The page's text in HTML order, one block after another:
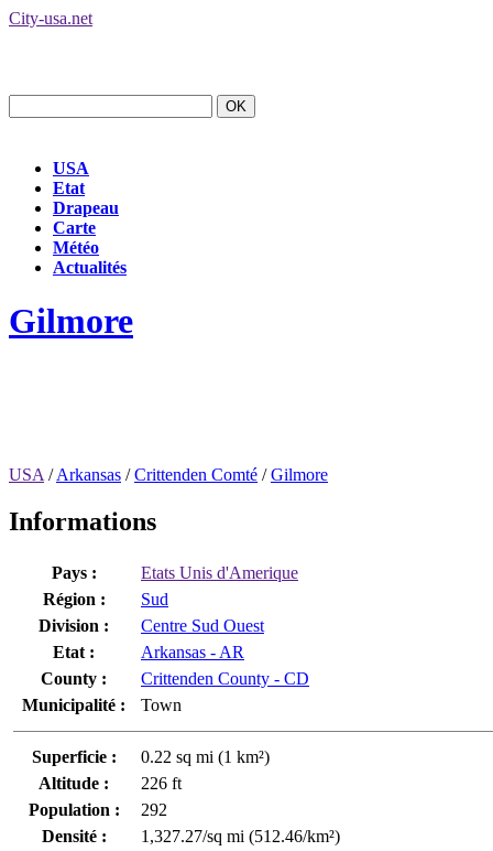
City-usa.net
USA
Etat
Drapeau
Carte
Météo
Actualités
Gilmore
USA /Arkansas /Crittenden Comté /Gilmore
Informations
Pays :
Etats Unis d'Amerique
Région :
Sud
Division :
Centre Sud Ouest
Etat :
Arkansas - AR
County :
Crittenden County - CD
Municipalité :
Town
Superficie :
0.22 sq mi (1 km²)
Altitude :
226 ft
Population :
292
Densité :
1,327.27/sq mi (512.46/km²)